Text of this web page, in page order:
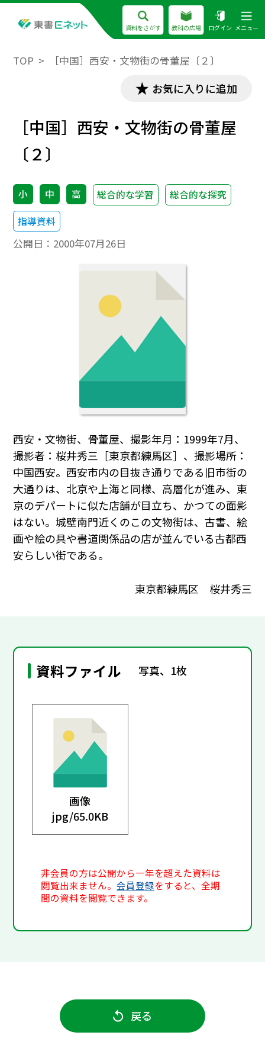
資料をさがす 教科の広場 ログイン メニュー
TOP ［中国］西安・文物街の骨董屋〔２〕
お気に入りに追加
［中国］西安・文物街の骨董屋
〔２〕
小 中 高 総合的な学習
総合的な探究
指導資料
公開日： 2000年07月26日
西安・文物街、骨董屋、撮影年月：1999年7月、
撮影者：桜井秀三［東京都練馬区］、撮影場所：
中国西安。西安市内の目抜き通りである旧市街の
大通りは、北京や上海と同様、高層化が進み、東
京のデパートに似た店舗が目立ち、かつての面影
はない。城壁南門近くのこの文物街は、古書、絵
画や絵の具や書道関係品の店が並んでいる古都西
安らしい街である。
東京都練馬区 桜井秀三
資料ファイル 写真、1枚
画像
jpg/65.0KB
非会員の方は公開から一年を超えた資料は
閲覧出来ません。会員登録をすると、全期
間の資料を閲覧できます。
戻る